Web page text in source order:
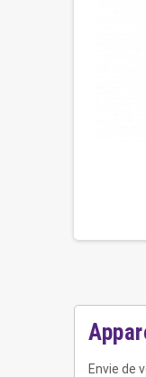
Envie de